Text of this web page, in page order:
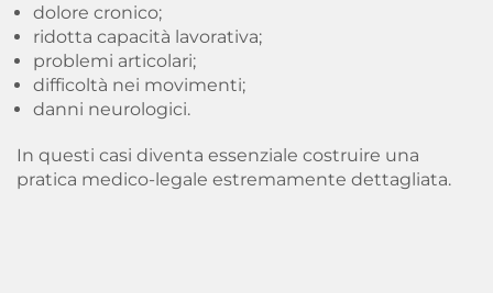
dolore cronico;
ridotta capacità lavorativa;
problemi articolari;
difficoltà nei movimenti;
danni neurologici.
In questi casi diventa essenziale costruire una
pratica medico-legale estremamente dettagliata.